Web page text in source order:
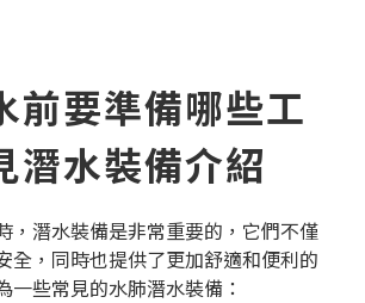
前要準備哪些工
潛水裝備介紹
，潛水裝備是非常重要的，它們不僅
全，同時也提供了更加舒適和便利的
一些常見的水肺潛水裝備：